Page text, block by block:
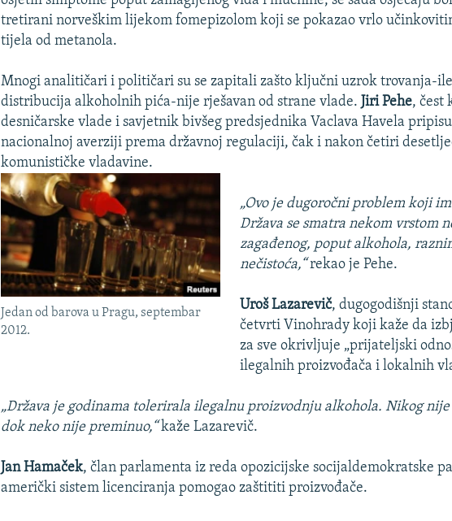
tretirani norveškim lijekom fomepizolom koji se pokazao vrlo
tijela od metanola.
Mnogi analitičari i političari su se zapitali zašto ključni uzrok trovanja-
distribucija alkoholnih pića-nije rješavan od strane vlade. Jiri Pehe, čest
desničarske vlade i savjetnik bivšeg predsjednika Vaclava Havela
nacionalnoj averziji prema državnoj regulaciji, čak i nakon četiri
komunističke vladavine.
Jedan od barova u Pragu, septembar
2012.
„Ovo je dugoročni problem koji
Država se smatra nekom vrstom
zagađenog, poput alkohola,
nečistoća,“rekao je Pehe.
Uroš Lazarevič, dugogodišnji
četvrti Vinohrady koji kaže da
za sve okrivljuje „prijateljski
ilegalnih proizvođača i lokalnih
„Država je godinama tolerirala ilegalnu proizvodnju alkohola. Nikog
dok neko nije preminuo,“kaže Lazarevič.
Jan Hamaček, član parlamenta iz reda opozicijske socijaldemokratske
američki sistem licenciranja pomogao zaštititi proizvođače.